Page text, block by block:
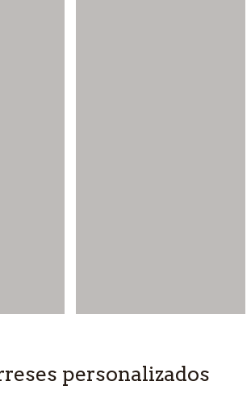
personalizados